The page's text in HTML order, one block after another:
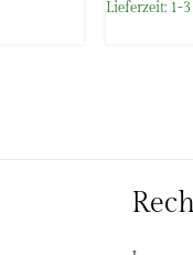
Lieferzeit: 1-3